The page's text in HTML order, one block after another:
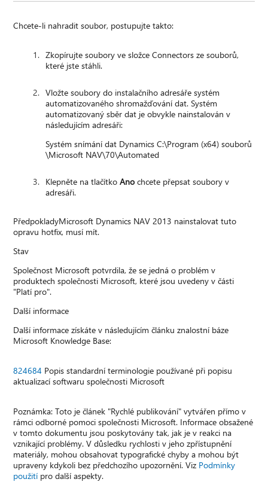
Chcete-li nahradit soubor, postupujte takto:
Zkopírujte soubory ve složce Connectors ze souborů,
které jste stáhli.
Vložte soubory do instalačního adresáře systém
automatizovaného shromažďování dat. Systém
automatizovaný sběr dat je obvykle nainstalován v
následujícím adresáři:
Systém snímání dat Dynamics C:\Program (x64) souborů
\Microsoft NAV\70\Automated
Klepněte na tlačítkoAno chcete přepsat soubory v
adresáři.
PředpokladyMicrosoft Dynamics NAV 2013 nainstalovat tuto
opravu hotfix, musí mít.
Stav
Společnost Microsoft potvrdila, že se jedná o problém v
produktech společnosti Microsoft, které jsou uvedeny v části
"Platí pro".
Další informace
Další informace získáte v následujícím článku znalostní báze
Microsoft Knowledge Base:
824684 Popis standardní terminologie používané při popisu
aktualizací softwaru společnosti Microsoft
Poznámka: Toto je článek "Rychlé publikování" vytvářen přímo v
rámci odborné pomoci společnosti Microsoft. Informace obsažené
v tomto dokumentu jsou poskytovány tak, jak je v reakci na
vznikající problémy. V důsledku rychlosti v jeho zpřístupnění
materiály, mohou obsahovat typografické chyby a mohou být
upraveny kdykoli bez předchozího upozornění. Viz Podmínky
použití pro další aspekty.